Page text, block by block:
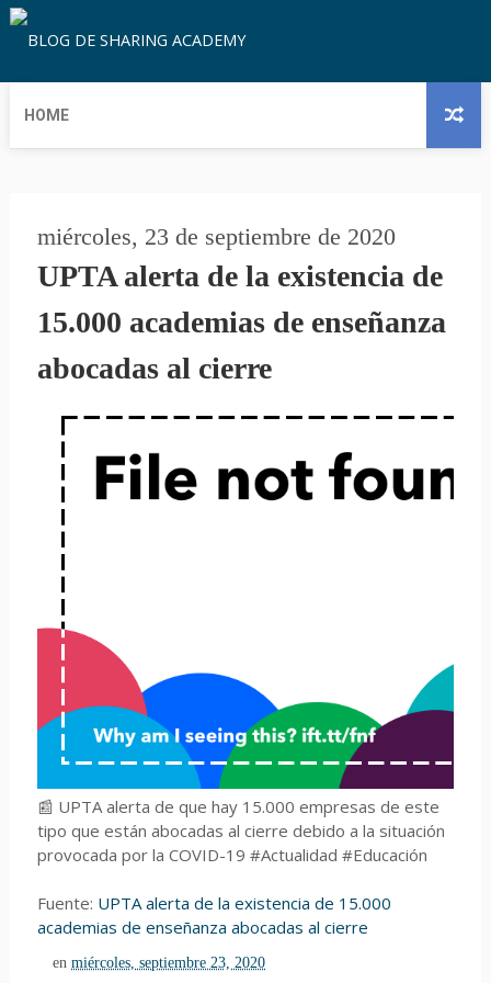
HOME
miércoles, 23 de septiembre de 2020
UPTA alerta de la existencia de
15.000 academias de enseñanza
abocadas al cierre
📰 UPTA alerta de que hay 15.000 empresas de este
tipo que están abocadas al cierre debido a la situación
provocada por la COVID-19 #Actualidad #Educación
Fuente: UPTA alerta de la existencia de 15.000
academias de enseñanza abocadas al cierre
enmiércoles, septiembre 23, 2020